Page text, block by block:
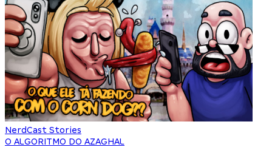
NerdCast Stories
O ALGORITMO DO AZAGHAL